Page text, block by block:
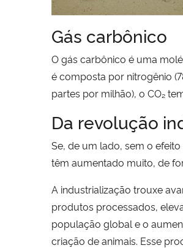
Gás carbônico
O gás carbônico é uma
é composta por nitrogênio
partes por milhão), o CO₂
Da revolução
Se, de um lado, sem o
têm aumentado muito, de
A industrialização trouxe
produtos processados,
população global e o
criação de animais. Esse